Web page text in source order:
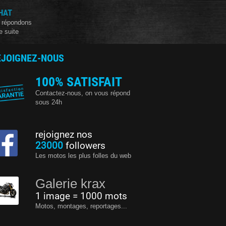
suite
NOUS
100% SATISFAIT
Contactez-nous, on vous répond
sous 24h
rejoignez nos
23000followers
Les motos les plus folles du web
Galerie krax
1 image = 1000 mots
Motos, montages, reportages...